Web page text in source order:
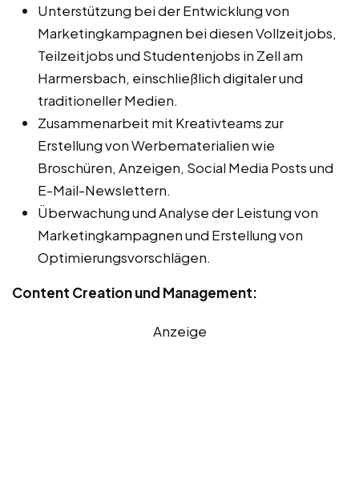
Unterstützung bei der Entwicklung von
Marketingkampagnen bei diesen Vollzeitjobs,
Teilzeitjobs und Studentenjobs in Zell am
Harmersbach, einschließlich digitaler und
traditioneller Medien.
Zusammenarbeit mit Kreativteams zur
Erstellung von Werbematerialien wie
Broschüren, Anzeigen, Social Media Posts und
E-Mail-Newslettern.
Überwachung und Analyse der Leistung von
Marketingkampagnen und Erstellung von
Optimierungsvorschlägen.
Content Creation und Management:
Anzeige